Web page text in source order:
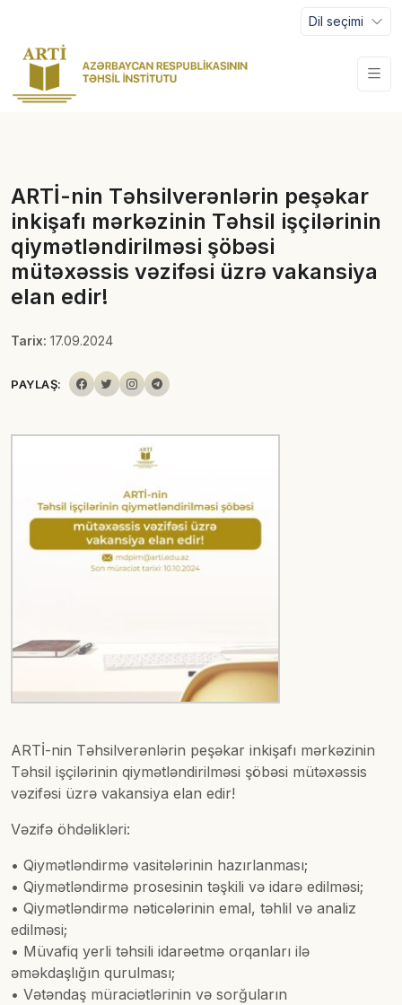
Dil seçimi
ARTİ-nin Təhsilverənlərin peşəkar
inkişafı mərkəzinin Təhsil işçilərinin
qiymətləndirilməsi şöbəsi
mütəxəssis vəzifəsi üzrə vakansiya
elan edir!
Tarix: 17.09.2024
PAYLAŞ:
ARTİ-nin Təhsilverənlərin peşəkar inkişafı mərkəzinin
Təhsil işçilərinin qiymətləndirilməsi şöbəsi mütəxəssis
vəzifəsi üzrə vakansiya elan edir!
Vəzifə öhdəlikləri:
• Qiymətləndirmə vasitələrinin hazırlanması;
• Qiymətləndirmə prosesinin təşkili və idarə edilməsi;
• Qiymətləndirmə nəticələrinin emal, təhlil və analiz
edilməsi;
• Müvafiq yerli təhsili idarəetmə orqanları ilə
əməkdaşlığın qurulması;
• Vətəndaş müraciətlərinin və sorğuların